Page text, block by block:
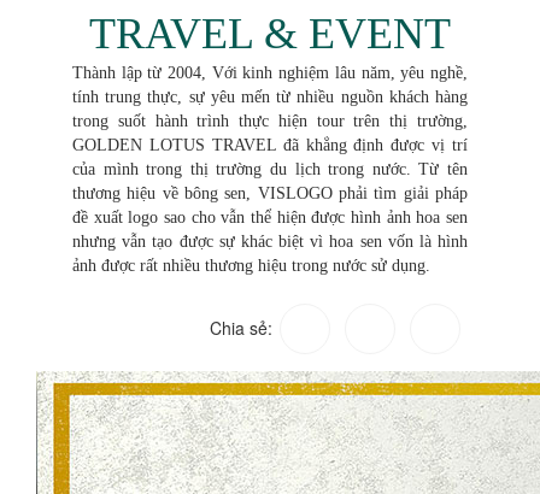
TRAVEL & EVENT
Thành lập từ 2004, Với kinh nghiệm lâu năm, yêu nghề,
tính trung thực, sự yêu mến từ nhiều nguồn khách hàng
trong suốt hành trình thực hiện tour trên thị trường,
GOLDEN LOTUS TRAVEL đã khẳng định được vị trí
của mình trong thị trường du lịch trong nước. Từ tên
thương hiệu về bông sen, VISLOGO phải tìm giải pháp
đề xuất logo sao cho vẫn thể hiện được hình ảnh hoa sen
nhưng vẫn tạo được sự khác biệt vì hoa sen vốn là hình
ảnh được rất nhiều thương hiệu trong nước sử dụng.
Chia sẻ: